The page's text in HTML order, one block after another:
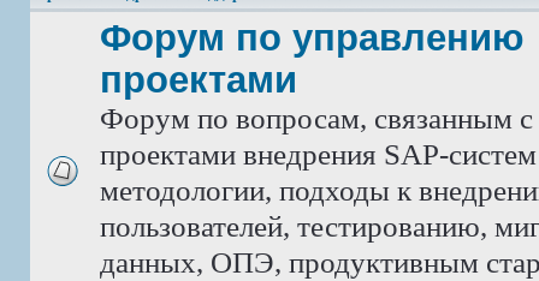
Форум по управлению
проектами
Форум по вопросам, связанным с
проектами внедрения SAP-
методологии, подходы к
пользователей, тестированию,
данных, ОПЭ, продуктивным